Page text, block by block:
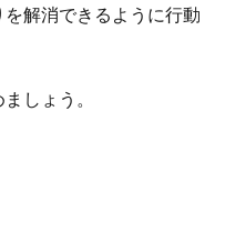
解消できるように行動
しょう。